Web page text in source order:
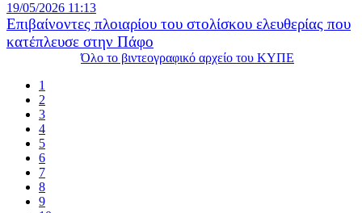
19/05/2026 11:13
Επιβαίνοντες πλοιαρίου του στολίσκου ελευθερίας που
κατέπλευσε στην Πάφο
Όλο το βιντεογραφικό αρχείο του ΚΥΠΕ
1
2
3
4
5
6
7
8
9